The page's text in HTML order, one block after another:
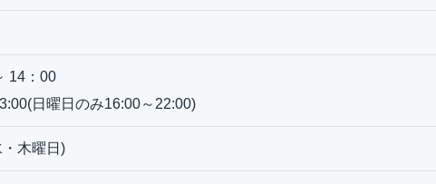
14：00
日曜日のみ16:00～22:00)
木曜日)